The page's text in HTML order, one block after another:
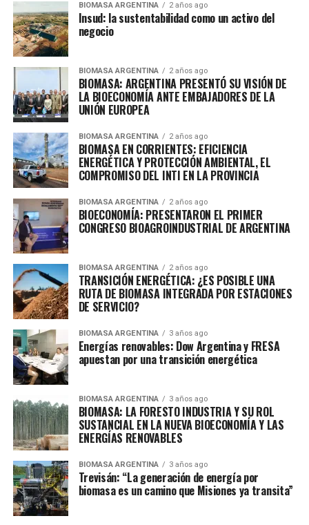
BIOMASA ARGENTINA 2 años ago
Insud: la sustentabilidad como un activo del
negocio
BIOMASA ARGENTINA 2 años ago
BIOMASA: ARGENTINA PRESENTÓ SU VISIÓN DE
LA BIOECONOMÍA ANTE EMBAJADORES DE LA
UNIÓN EUROPEA
BIOMASA ARGENTINA 2 años ago
BIOMASA EN CORRIENTES: EFICIENCIA
ENERGÉTICA Y PROTECCIÓN AMBIENTAL, EL
COMPROMISO DEL INTI EN LA PROVINCIA
BIOMASA ARGENTINA 2 años ago
BIOECONOMÍA: PRESENTARON EL PRIMER
CONGRESO BIOAGROINDUSTRIAL DE ARGENTINA
BIOMASA ARGENTINA 2 años ago
TRANSICIÓN ENERGÉTICA: ¿ES POSIBLE UNA
RUTA DE BIOMASA INTEGRADA POR ESTACIONES
DE SERVICIO?
BIOMASA ARGENTINA 3 años ago
Energías renovables: Dow Argentina y FRESA
apuestan por una transición energética
BIOMASA ARGENTINA 3 años ago
BIOMASA: LA FORESTO INDUSTRIA Y SU ROL
SUSTANCIAL EN LA NUEVA BIOECONOMÍA Y LAS
ENERGÍAS RENOVABLES
BIOMASA ARGENTINA 3 años ago
Trevisán: “La generación de energía por
biomasa es un camino que Misiones ya transita”